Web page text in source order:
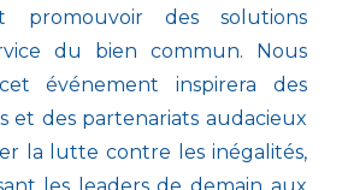
promouvoir des solutions
du bien commun. Nous
événement inspirera des
et des partenariats audacieux
la lutte contre les inégalités,